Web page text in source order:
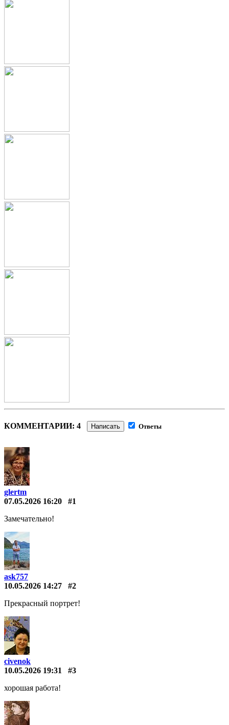
КОММЕНТАРИИ: 4 Написать Ответы
glertm
07.05.2026 16:20
#1
Замечательно!
ask757
10.05.2026 14:27
#2
Прекрасный портрет!
civenok
10.05.2026 19:31
#3
хорошая работа!